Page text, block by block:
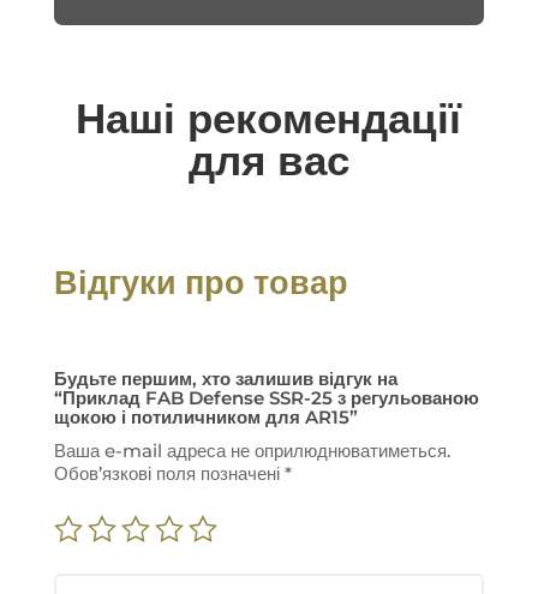
Наші рекомендації
для вас
Відгуки про товар
Будьте першим, хто залишив відгук на
“Приклад FAB Defense SSR-25 з регульованою
щокою і потиличником для AR15”
Ваша e-mail адреса не оприлюднюватиметься.
Обов’язкові поля позначені *